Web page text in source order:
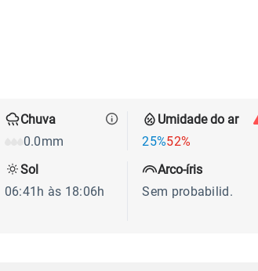
Chuva
0.0mm
Umidade do ar
25%52%
Sol
06:41h às 18:06h
Arco-íris
Sem probabilid.